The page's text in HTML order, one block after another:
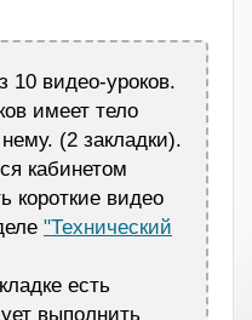
10 видео-уроков.
имеет тело
(2 закладки).
кабинетом
короткие видео
"Технический
есть
выполнить